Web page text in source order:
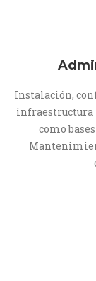
Instalación,
infraestructura
como